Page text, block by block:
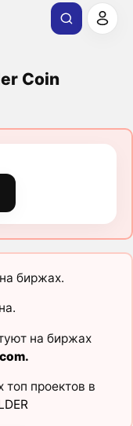
Coin
биржах.
на биржах
.
проектов в